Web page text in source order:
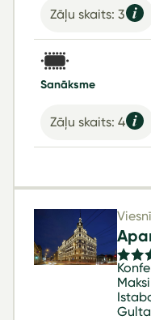
Zāļu skaits: 3
Sanāksme
Zāļu skaits: 4